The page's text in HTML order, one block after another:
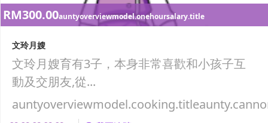
RM300.00auntyoverviewmodel.onehoursalary.title
文玲月嫂
文玲月嫂育有3子，本身非常喜歡和小孩子互
動及交朋友,從...